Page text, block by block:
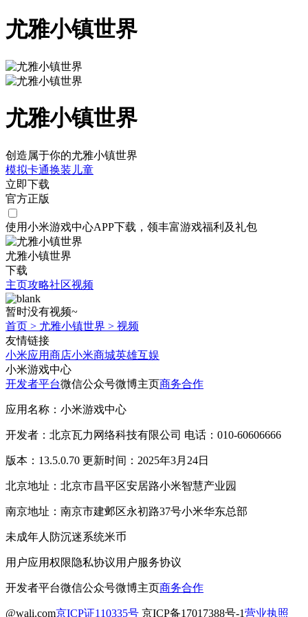
尤雅小镇世界
尤雅小镇世界
创造属于你的尤雅小镇世界
模拟卡通换装 儿童
立即下载
官方正版
使用小米游戏中心APP下载 ，领丰富游戏福利 及礼包
尤雅小镇世界
下载
主页攻略社区视频
暂时没有视频~
首页 > 尤雅小镇世界 > 视频
友情链接
小米应用商店小米商城英雄互娱
小米游戏中心
开发者平台微信公众号微博主页商务合作
应用名称：小米游戏中心
开发者：北京瓦力网络科技有限公司 电话：010-60606666
版本：13.5.0.70 更新时间：2025年3月24日
北京地址：北京市昌平区安居路小米智慧产业园
南京地址：南京市建邺区永初路37号小米华东总部
未成年人防沉迷系统米币
用户应用权限隐私协议用户服务协议
开发者平台微信公众号微博主页商务合作
@wali.com京ICP证110335号 京ICP备17017388号-1营业执照